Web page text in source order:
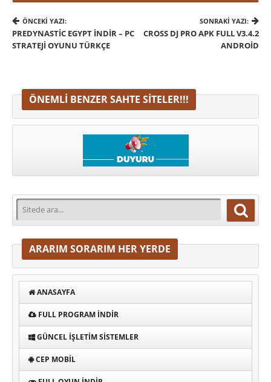
ÖNCEKI YAZI:
PREDYNASTIC EGYPT İNDIR – PC
STRATEJI OYUNU TÜRKÇE
SONRAKI YAZI:
CROSS DJ PRO APK FULL V3.4.2
ANDROID
ÖNEMLI BENZER SAHTE SITELER!!!
ARARIM SORARIM HER YERDE
ANASAYFA
FULL PROGRAM INDIR
GÜNCEL İŞLETIM SISTEMLER
CEP MOBIL